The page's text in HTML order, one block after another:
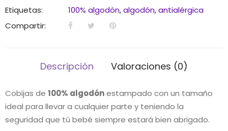
Etiquetas:
100% algodón,algodón,antialérgica
Compartir:
Descripción Valoraciones (0)
Cobijas de 100% algodónestampado con un tamaño
ideal para llevar a cualquier parte y teniendo la
seguridad que tú bebé siempre estará bien abrigado.